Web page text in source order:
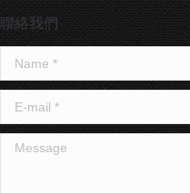
聯絡我們
Message